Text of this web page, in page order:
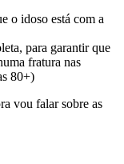
o idoso está com a
para garantir que
fratura nas
80+)
vou falar sobre as